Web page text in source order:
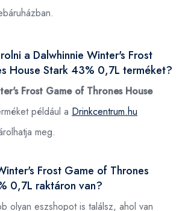
a Dalwhinnie Winter's Frost
House Stark 43% 0,7L terméket?
Frost Game of Thrones House
például a Drinkcentrum.hu
meg.
Frost Game of Thrones
0,7L raktáron van?
olyan eszshopot is találsz, ahol van